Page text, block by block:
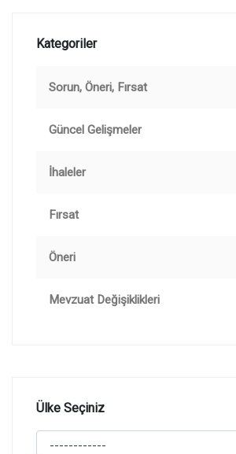
Kategoriler
Sorun, Öneri, Fırsat
Güncel Gelişmeler
İhaleler
Fırsat
Öneri
Mevzuat Değişiklikleri
Ülke Seçiniz